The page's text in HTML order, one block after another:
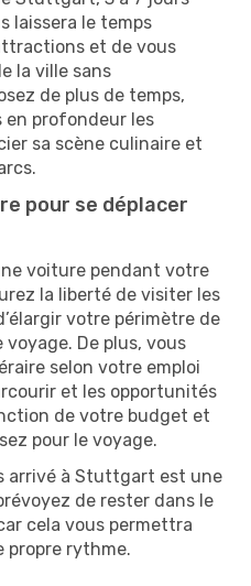
laissera le temps
et de vous
la ville sans
de plus de temps,
en profondeur les
sa scène culinaire et
pour se déplacer
voiture pendant votre
la liberté de visiter les
votre périmètre de
De plus, vous
selon votre emploi
et les opportunités
de votre budget et
pour le voyage.
arrivé à Stuttgart est une
de rester dans le
cela vous permettra
propre rythme.